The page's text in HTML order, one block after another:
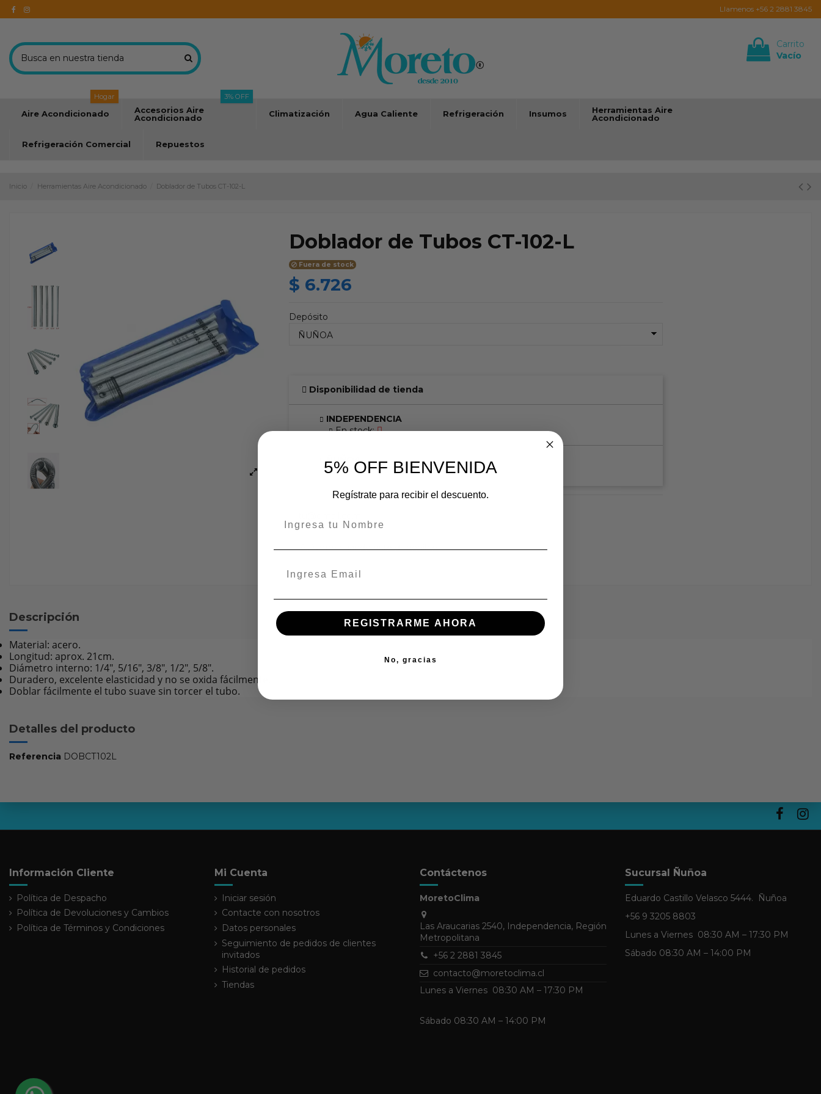
Llamenos +56 2 2881 3845
Carrito
Vacío
Aire Acondicionado
Hogar
Accesorios Aire
Acondicionado
3% OFF
Climatización Agua Caliente Refrigeración Insumos
Herramientas Aire
Acondicionado
Refrigeración Comercial Repuestos
Inicio Herramientas Aire Acondicionado Doblador de Tubos CT-102-L
Doblador de Tubos CT-102-L
Fuera de stock
$ 6.726
Depósito
Disponibilidad de tienda
INDEPENDENCIA
En stock:
ÑUÑOA
En stock:
Descripción
Material: acero.
Longitud: aprox. 21cm.
Diámetro interno: 1/4", 5/16", 3/8", 1/2", 5/8".
Duradero, excelente elasticidad y no se oxida fácilmente.
Doblar fácilmente el tubo suave sin torcer el tubo.
Detalles del producto
Referencia DOBCT102L
Información Cliente
Política de Despacho
Política de Devoluciones y Cambios
Política de Términos y Condiciones
Mi Cuenta
Iniciar sesión
Contacte con nosotros
Datos personales
Seguimiento de pedidos de clientes
invitados
Historial de pedidos
Tiendas
Contáctenos
MoretoClima
Las Araucarias 2540, Independencia, Región
Metropolitana
+56 2 2881 3845
contacto@moretoclima.cl
Lunes a Viernes 08:30 AM – 17:30 PM
Sábado 08:30 AM – 14:00 PM
Sucursal Ñuñoa
Eduardo Castillo Velasco 5444. Ñuñoa
+56 9 3205 8803
Lunes a Viernes 08:30 AM – 17:30 PM
Sábado 08:30 AM – 14:00 PM
5% OFF BIENVENIDA
Regístrate para recibir el descuento.
REGISTRARME AHORA
No, gracias